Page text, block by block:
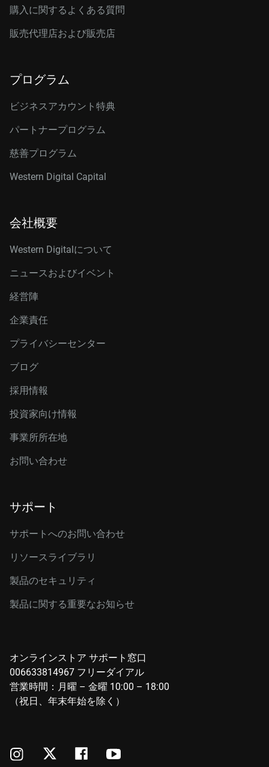
購入に関するよくある質問
販売代理店および販売店
プログラム
ビジネスアカウント特典
パートナープログラム
慈善プログラム
Western Digital Capital
会社概要
Western Digitalについて
ニュースおよびイベント
経営陣
企業責任
プライバシーセンター
ブログ
採用情報
投資家向け情報
事業所所在地
お問い合わせ
サポート
サポートへのお問い合わせ
リソースライブラリ
製品のセキュリティ
製品に関する重要なお知らせ
オンラインストア サポート窓口
006633814967 フリーダイアル
営業時間：月曜 – 金曜 10:00 – 18:00
（祝日、年末年始を除く）